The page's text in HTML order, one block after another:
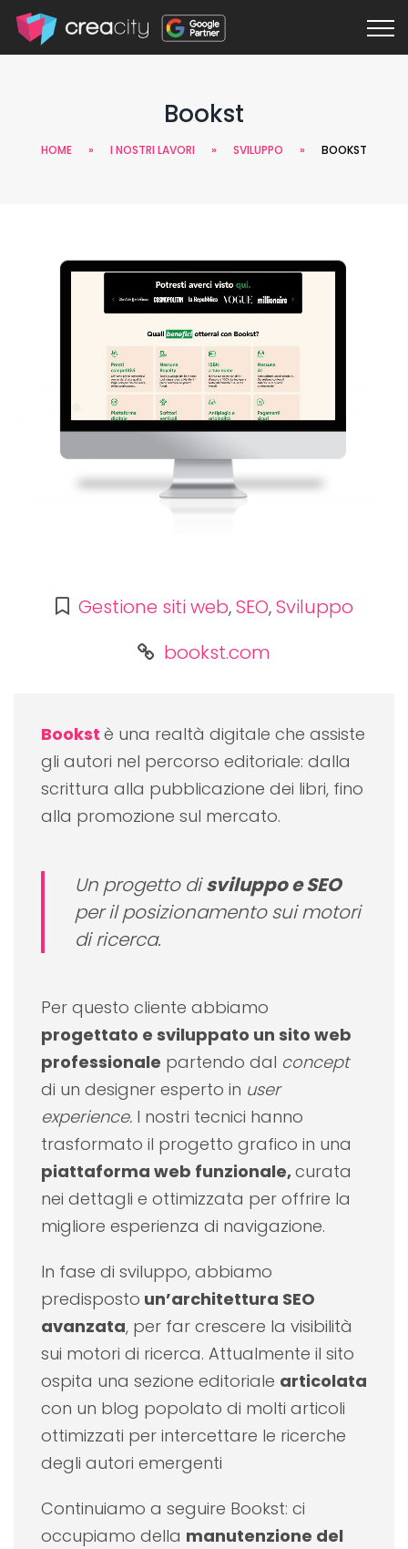
Bookst
HOME » I NOSTRI LAVORI » SVILUPPO » BOOKST
Gestione siti web,SEO,Sviluppo
bookst.com
Bookst è una realtà digitale che assiste
gli autori nel percorso editoriale: dalla
scrittura alla pubblicazione dei libri, fino
alla promozione sul mercato.
Un progetto disviluppo e SEO
per il posizionamento sui motori
di ricerca.
Per questo cliente abbiamo
progettato e sviluppato un sito web
professionale partendo dal concept
di un designer esperto in user
experience. I nostri tecnici hanno
trasformato il progetto grafico in una
piattaforma web funzionale,curata
nei dettagli e ottimizzata per offrire la
migliore esperienza di navigazione.
In fase di sviluppo, abbiamo
predisposto un’architettura SEO
avanzata, per far crescere la visibilità
sui motori di ricerca. Attualmente il sito
ospita una sezione editoriale articolata
con un blog popolato di molti articoli
ottimizzati per intercettare le ricerche
degli autori emergenti
Continuiamo a seguire Bookst: ci
occupiamo della manutenzione del